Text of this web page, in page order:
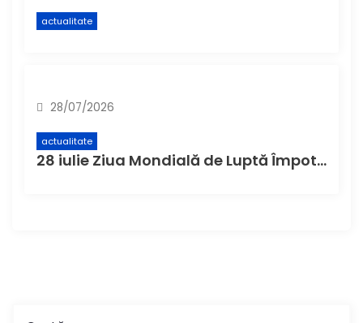
actualitate
28/07/2026
actualitate
28 iulie Ziua Mondială de Luptă Împotriva Hepatitei